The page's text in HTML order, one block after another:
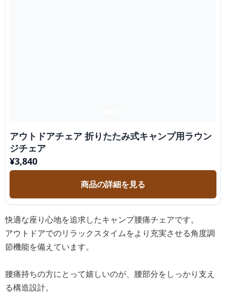
アウトドアチェア 折りたたみ式キャンプ用ラウン
ジチェア
¥3,840
商品の詳細を見る
快適な座り心地を追求したキャンプ腰痛チェアです。
アウトドアでのリラックスタイムをより充実させる角度調
節機能を備えています。
腰痛持ちの方にとって嬉しいのが、腰部分をしっかり支え
る構造設計。